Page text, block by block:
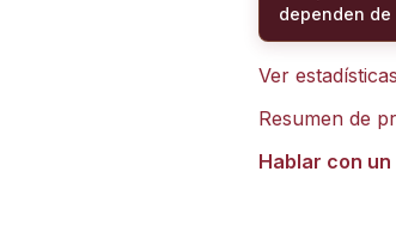
dependen
Ver
Resumen de
Hablar con